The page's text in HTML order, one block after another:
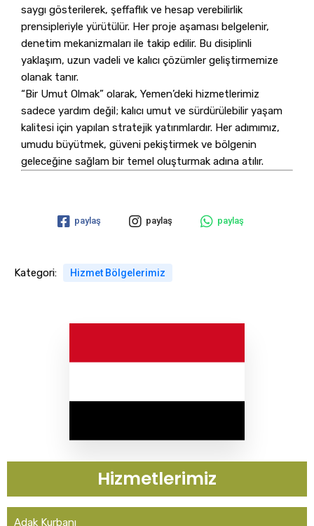
saygı gösterilerek, şeffaflık ve hesap verebilirlik
prensipleriyle yürütülür. Her proje aşaması belgelenir,
denetim mekanizmaları ile takip edilir. Bu disiplinli
yaklaşım, uzun vadeli ve kalıcı çözümler geliştirmemize
olanak tanır.
“Bir Umut Olmak” olarak, Yemen’deki hizmetlerimiz
sadece yardım değil; kalıcı umut ve sürdürülebilir yaşam
kalitesi için yapılan stratejik yatırımlardır. Her adımımız,
umudu büyütmek, güveni pekiştirmek ve bölgenin
geleceğine sağlam bir temel oluşturmak adına atılır.
paylaş paylaş paylaş
Kategori: Hizmet Bölgelerimiz
Hizmetlerimiz
Adak Kurbanı